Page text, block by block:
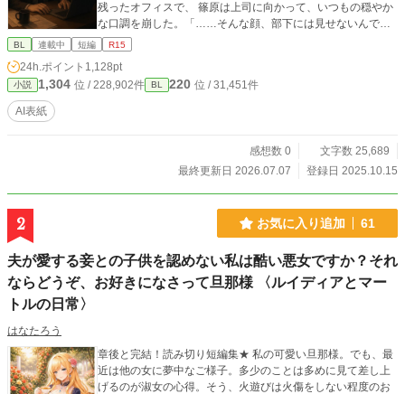
残ったオフィスで、 篠原は上司に向かって、いつもの穏やか
な口調を崩した。「……そんな顔、部下には見せないんです
ね」 疲労で僅かに緩んだ榊の表情。 その弱さを見逃さず、篠
よ。俺の前では、もう」 指先が榊のネクタイを掴む。 引き寄
せられた瞬間、榊の理性は音を立てて崩れた。 拒むことも、
誇りを壊すほどに甘く、逃れられないほどに深い。 だが、篠
原の視線の奥に宿るのは、ただの欲望ではなかった。 そこに
る”ところ、きっと綺麗だろうなって」 支配する側だったはず
の男が、 支配されることで初めて“生きている”と感じてしま
う――。 上司と部下、立場も理性も、すべてが絡み合うオフ
ィスの夜。 秘密の扉を開けた榊は、もう戻れない。 快楽に溺
れるその瞬間まで、彼を待つのは破滅か、それとも救いか。
BL 連載中 短編 R15
24h.ポイント 1,128pt
小説 1,304 位 / 228,902件 BL 220 位 / 31,451件
AI表紙
感想数 0
文字数 25,689
最終更新日 2026.07.07
登録日 2025.10.15
2 お気に入り追加 61
夫が愛する妾との子供を認めない私は酷い悪女ですか？それ
ならどうぞ、お好きになさって旦那様 〈ルイディアとマー
トルの日常〉
はなたろう
章後と完結！読み切り短編集★ 私の可愛い旦那様。でも、最
近は他の女に夢中なご様子。多少のことは多めに見て差し上
げるのが淑女の心得。そう、火遊びは火傷をしない程度のお